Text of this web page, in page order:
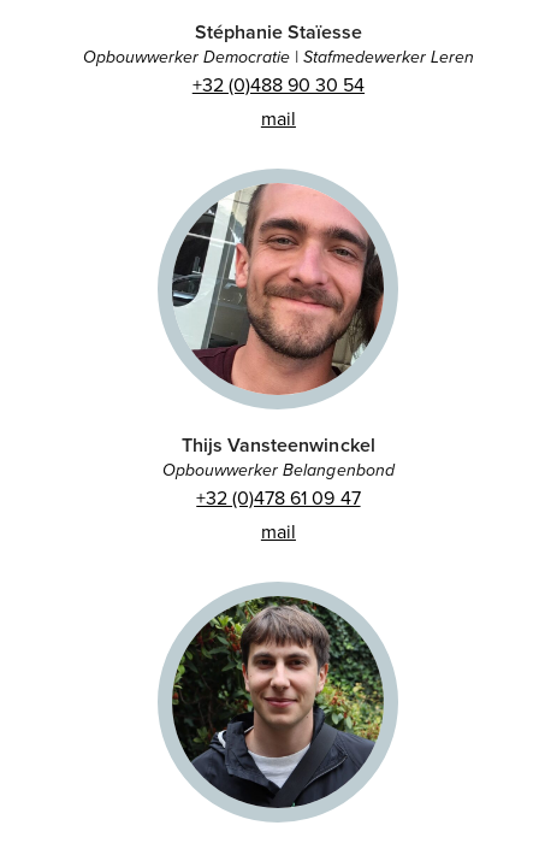
Stéphanie Staïesse
Opbouwwerker Democratie | Stafmedewerker Leren
+32 (0)488 90 30 54
mail
Thijs Vansteenwinckel
Opbouwwerker Belangenbond
+32 (0)478 61 09 47
mail